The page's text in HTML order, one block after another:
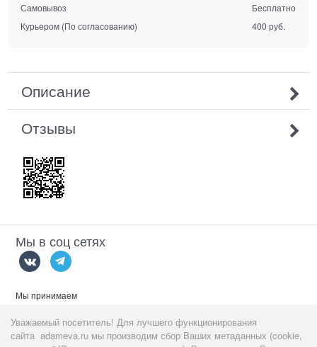
Самовывоз
Бесплатно
Курьером (По согласованию) 400 руб.
Описание
Отзывы
Мы в соц сетях
Мы принимаем
Уважаемый посетитель! Для лучшего функционирования
сайта adameva.ru мы производим сбор Ваших метаданных (cookie,